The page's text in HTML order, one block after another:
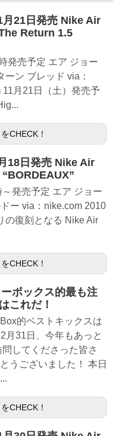
月21日発売 Nike Air
Return 1.5
発売予定 エア ジョー
ーン ブレッド via：
月21日（土）発売予
CHECK！
18日発売 Nike Air
発売予定 エア ジョー
ー via：nike.com 2010
の復刻となる Nike Air
CHECK！
ボックス的最も注
これだ！
的ベストキックスは
月31日、今年もあっと
してくださった皆さ
うございました！ 本日
CHECK！